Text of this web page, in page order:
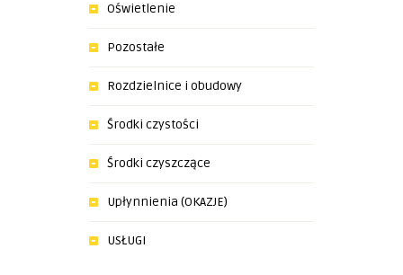
Oświetlenie
Pozostałe
Rozdzielnice i obudowy
Środki czystości
Środki czyszczące
Upłynnienia (OKAZJE)
USŁUGI